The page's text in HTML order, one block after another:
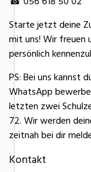
Starte jetzt deine
mit uns! Wir freuen
persönlich
PS: Bei uns kannst
WhatsApp
letzten zwei
72. Wir werden
zeitnah bei dir
Kontakt